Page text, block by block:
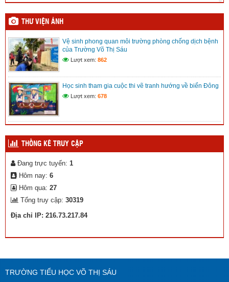
Mic không dây, những điều cần biết
(08/12/2025)
Kế hoạch Hội khỏe Phù đổng tỉnh Lâm Đồng lần I
(08/12/2025)
Kế hoạch chuyển đổi số xã Trường Xuân
(12/11/2025)
THƯ VIỆN ẢNH
Vệ sinh phong quan môi trường phòng chống dịch bệnh
của Trường Võ Thị Sáu
Lượt xem: 862
Học sinh tham gia cuộc thi vẽ tranh hướng về biển Đông
Lượt xem: 678
THỐNG KÊ TRUY CẬP
Đang trực tuyến: 1
Hôm nay: 6
Hôm qua: 27
Tổng truy cập: 30319
Địa chỉ IP: 216.73.217.84
TRƯỜNG TIỂU HỌC VÕ THỊ SÁU